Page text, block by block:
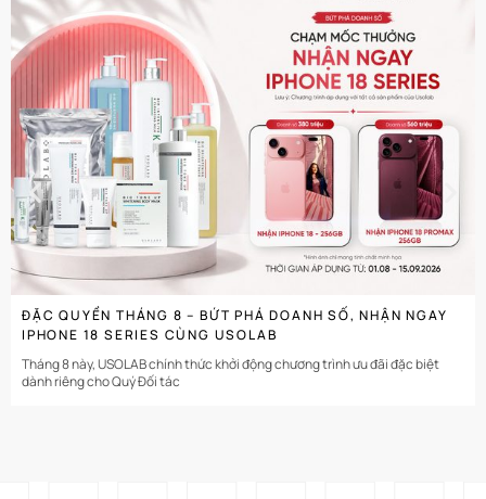
CHI TIẾT
ĐẶC QUYỀN THÁNG 8 – BỨT PHÁ DOANH SỐ, NHẬN NGAY
IPHONE 18 SERIES CÙNG USOLAB
Tháng 8 này, USOLAB chính thức khởi động chương trình ưu đãi đặc biệt
dành riêng cho Quý Đối tác